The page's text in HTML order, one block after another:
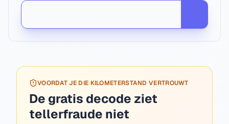
VOORDAT JE DIE KILOMETERSTAND VERTROUWT
De gratis decode ziet
tellerfraude niet